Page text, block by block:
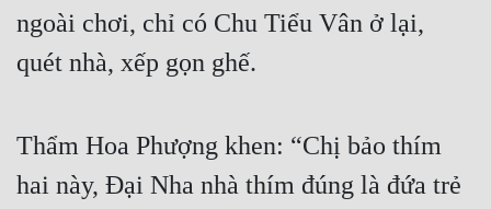
Tội Phạm
Vô Địch
ngoài chơi, chỉ có Chu Tiểu Vân ở lại,
quét nhà, xếp gọn ghế.
Thẩm Hoa Phượng khen: “Chị bảo thím
hai này, Đại Nha nhà thím đúng là đứa trẻ